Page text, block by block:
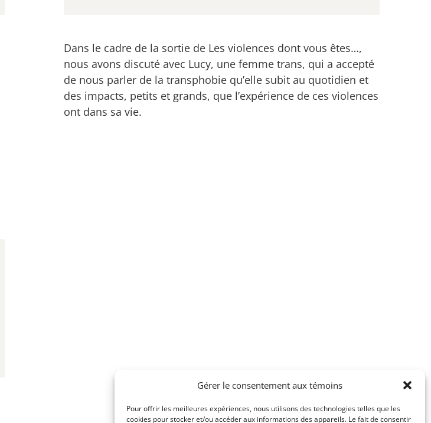
Gérer le consentement aux témoins
Pour offrir les meilleures expériences, nous utilisons des technologies telles que les
cookies pour stocker et/ou accéder aux informations des appareils. Le fait de consentir
Dans le cadre de la sortie de Les violences dont vous êtes…,
nous avons discuté avec Lucy, une femme trans, qui a accepté
de nous parler de la transphobie qu’elle subit au quotidien et
des impacts, petits et grands, que l’expérience de ces violences
ont dans sa vie.